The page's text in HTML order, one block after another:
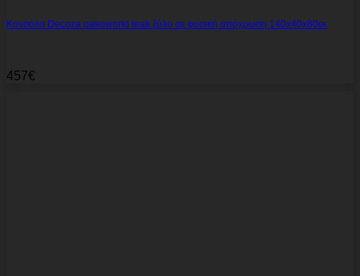
Κονσόλα Decoza pakoworld teak ξύλο σε φυσική απόχρωση 140x40x80εκ
457€